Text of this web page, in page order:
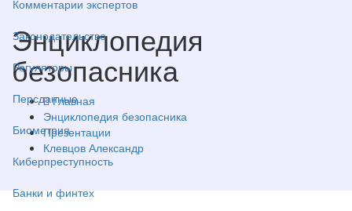
Комментарии экспертов
Законодательство
Регуляторы
Персданные
Биометрия
Киберпреступность
Банки и финтех
Энциклопедия
безопасника
Главная
Энциклопедия безопасника
Презентации
Клевцов Александр